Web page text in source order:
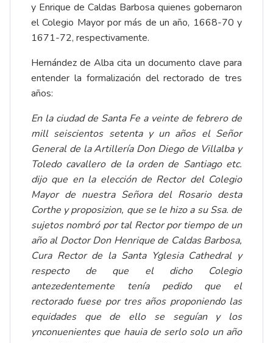
y Enrique de Caldas Barbosa quienes gobernaron
el Colegio Mayor por más de un año, 1668-70 y
1671-72, respectivamente.
Hernández de Alba cita un documento clave para
entender la formalización del rectorado de tres
años:
En la ciudad de Santa Fe a veinte de febrero de
mill seiscientos setenta y un años el Señor
General de la Artillería Don Diego de Villalba y
Toledo cavallero de la orden de Santiago etc.
dijo que en la elección de Rector del Colegio
Mayor de nuestra Señora del Rosario desta
Corthe y proposizion, que se le hizo a su Ssa. de
sujetos nombró por tal Rector por tiempo de un
año al Doctor Don Henrique de Caldas Barbosa,
Cura Rector de la Santa Yglesia Cathedral y
respecto de que el dicho Colegio
antezedentemente tenía pedido que el
rectorado fuese por tres años proponiendo las
equidades que de ello se seguían y los
ynconuenientes que hauia de serlo solo un año